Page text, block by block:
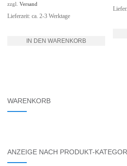
zzgl. Versand
Lieferzeit: ca. 2-3 Werktage
IN DEN WARENKORB
WARENKORB
ANZEIGE NACH PRODUKT-